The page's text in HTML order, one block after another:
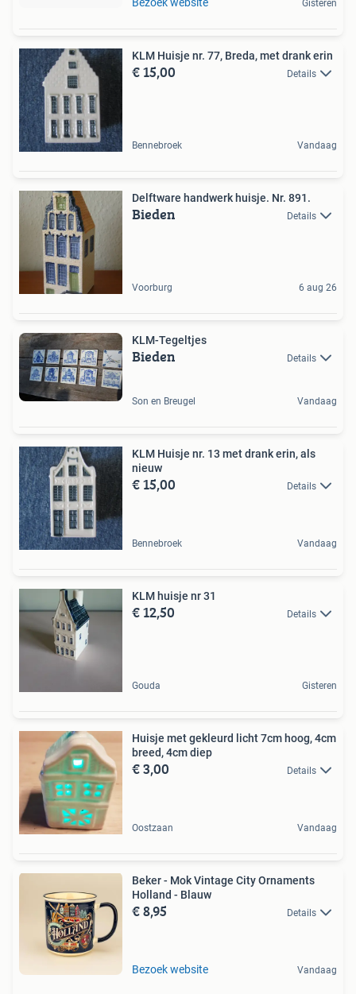
Gisteren
KLM Huisje nr. 77, Breda, met drank erin
€ 15,00 Details
Bennebroek Vandaag
Delftware handwerk huisje. Nr. 891.
Bieden Details
Voorburg 6 aug 26
KLM-Tegeltjes
Bieden Details
Son en Breugel Vandaag
KLM Huisje nr. 13 met drank erin, als
nieuw
€ 15,00 Details
Bennebroek Vandaag
KLM huisje nr 31
€ 12,50 Details
Gouda Gisteren
Huisje met gekleurd licht 7cm hoog, 4cm
breed, 4cm diep
€ 3,00 Details
Oostzaan Vandaag
Beker - Mok Vintage City Ornaments
Holland - Blauw
€ 8,95 Details
Bezoek website Vandaag